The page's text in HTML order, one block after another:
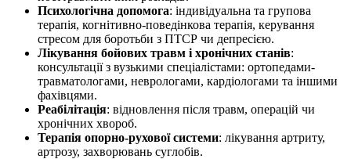
Психологічна допомога: індивідуальна та групова
терапія, когнітивно-поведінкова терапія, керування
стресом для боротьби з ПТСР чи депресією.
Лікування бойових травм і хронічних станів:
консультації з вузькими спеціалістами: ортопедами-
травматологами, неврологами, кардіологами та іншими
фахівцями.
Реабілітація: відновлення після травм, операцій чи
хронічних хвороб.
Терапія опорно-рухової системи: лікування артриту,
артрозу, захворювань суглобів.